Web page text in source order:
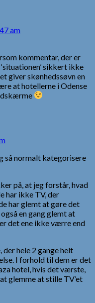
am
kommentar, der er
sikkert ikke
giver skønhedssøvn en
at hotellerne i Odense
så normalt kategorisere
på, at jeg forstår, hvad
har ikke TV, der
har glemt at gøre det
en gang glemt at
det ene ikke værre end
der hele 2 gange helt
I forhold til dem er det
hotel, hvis det værste,
glemme at stille TV’et